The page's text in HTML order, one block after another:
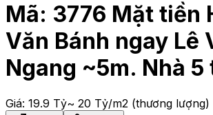
Mã: 3776 Mặt tiền
Văn Bánh ngay Lê
Ngang ~5m. Nhà 5
Giá: 19.9 Tỷ~ 20 Tỷ/m2 (thương lượng)